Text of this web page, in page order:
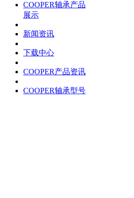
COOPER轴承产品
展示
新闻资讯
下载中心
COOPER产品资讯
COOPER轴承型号